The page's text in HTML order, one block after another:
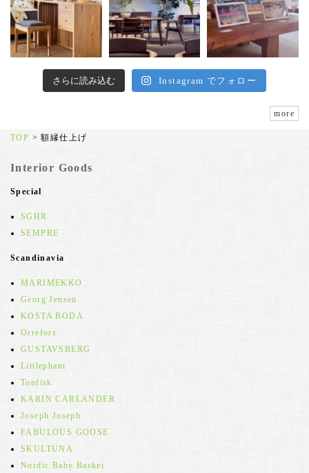
さらに読み込む Instagram でフォロー
more
TOP >額縁仕上げ
Interior Goods
Special
SGHR
SEMPRE
Scandinavia
MARIMEKKO
Georg Jensen
KOSTA BODA
Orrefors
GUSTAVSBERG
Littlephant
Tonfisk
KARIN CARLANDER
Joseph Joseph
FABULOUS GOOSE
SKULTUNA
Nordic Baby Basket